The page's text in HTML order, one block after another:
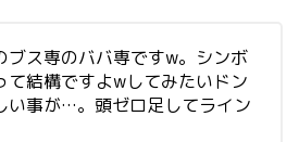
ブス専のババ専ですw。シンボ
て結構ですよwしてみたいドン
い事が…。頭ゼロ足してライン